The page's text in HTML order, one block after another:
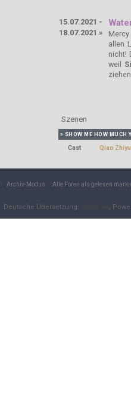
15.07.2021 -
18.07.2021 »
allen
nicht!
weil
Szenen
» SHOW ME HOW MUCH
Cast Qiao
Archiv-Modus Alle Foren als gelesen
Deutsche Übersetzung: ,